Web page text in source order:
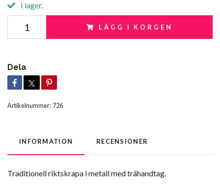
I lager.
LÄGG I KORGEN
Dela
Artikelnummer: 726
INFORMATION RECENSIONER
Traditionell riktskrapa i metall med trähandtag.